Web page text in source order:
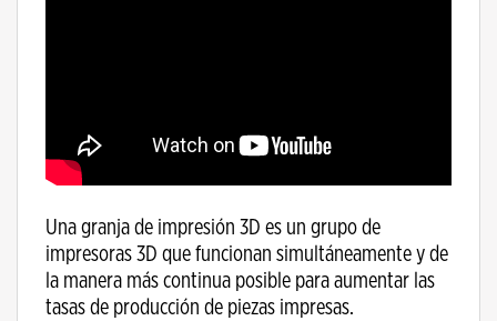
Una granja de impresión 3D es un grupo de
impresoras 3D que funcionan simultáneamente y de
la manera más continua posible para aumentar las
tasas de producción de piezas impresas.